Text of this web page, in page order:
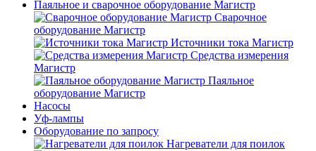
Паяльное и сварочное оборудование Магистр
Сварочное
оборудование Магистр
Источники тока Магистр
Средства измерения
Магистр
Паяльное
оборудование Магистр
Насосы
Уф-лампы
Оборудование по запросу
Нагреватели для поилок